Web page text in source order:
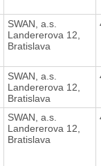
SWAN, a.s.
Landererova 12,
Bratislava
SWAN, a.s.
Landererova 12,
Bratislava
SWAN, a.s.
Landererova 12,
Bratislava